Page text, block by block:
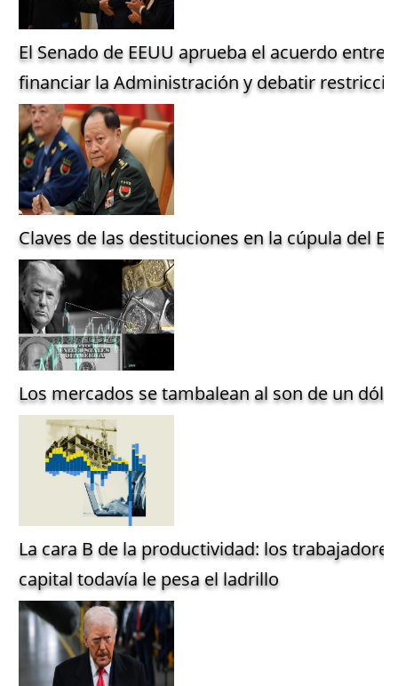
El Senado de EEUU aprueba el acuerdo entre
financiar la Administración y debatir
Claves de las destituciones en la cúpula del
Los mercados se tambalean al son de un
La cara B de la productividad: los
capital todavía le pesa el ladrillo